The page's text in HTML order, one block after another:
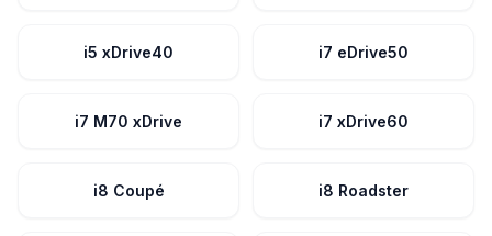
i5 xDrive40 i7 eDrive50
i7 M70 xDrive i7 xDrive60
i8 Coupé i8 Roadster